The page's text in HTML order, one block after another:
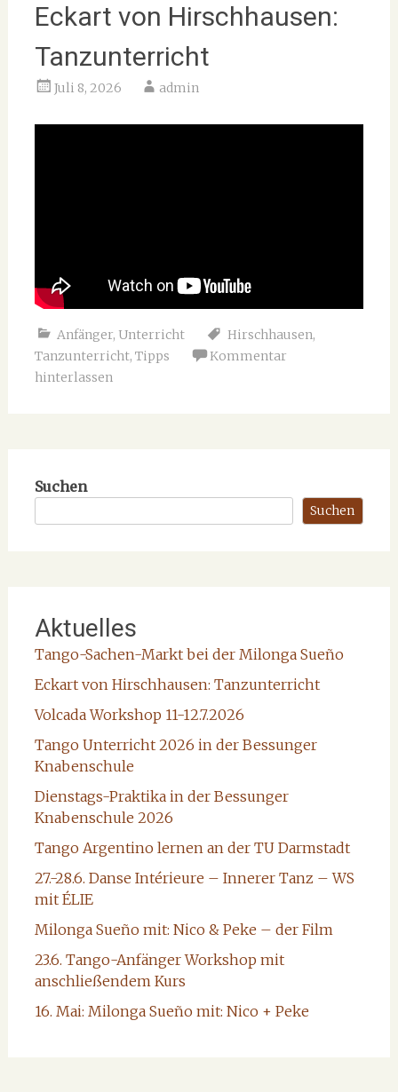
Eckart von Hirschhausen:
Tanzunterricht
Juli 8, 2026 admin
Anfänger, Unterricht Hirschhausen,
Tanzunterricht, Tipps
Kommentar
hinterlassen
Suchen
Suchen
Aktuelles
Tango-Sachen-Markt bei der Milonga Sueño
Eckart von Hirschhausen: Tanzunterricht
Volcada Workshop 11-12.7.2026
Tango Unterricht 2026 in der Bessunger
Knabenschule
Dienstags-Praktika in der Bessunger
Knabenschule 2026
Tango Argentino lernen an der TU Darmstadt
27.-28.6. Danse Intérieure – Innerer Tanz – WS
mit ÉLIE
Milonga Sueño mit: Nico & Peke – der Film
23.6. Tango-Anfänger Workshop mit
anschließendem Kurs
16. Mai: Milonga Sueño mit: Nico + Peke